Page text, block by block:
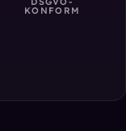
KONFORM